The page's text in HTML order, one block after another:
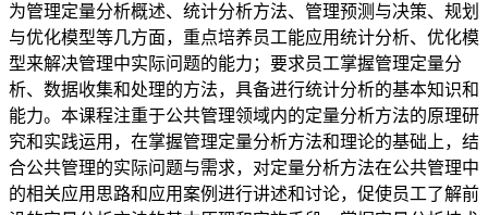
为管理定量分析概述、统计分析方法、管理预测与决策、规划
与优化模型等几方面，重点培养员工能应用统计分析、优化模
型来解决管理中实际问题的能力；要求员工掌握管理定量分
析、数据收集和处理的方法，具备进行统计分析的基本知识和
能力。本课程注重于公共管理领域内的定量分析方法的原理研
究和实践运用，在掌握管理定量分析方法和理论的基础上，结
合公共管理的实际问题与需求，对定量分析方法在公共管理中
的相关应用思路和应用案例进行讲述和讨论，促使员工了解前